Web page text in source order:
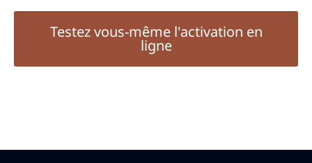
Testez vous-même l'activation en
ligne